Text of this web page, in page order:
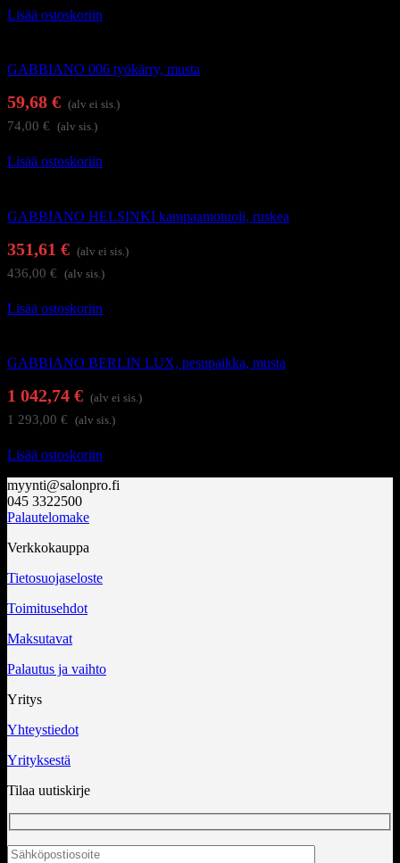
Lisää ostoskoriin
GABBIANO 006 työkärry, musta
59,68 € (alv ei sis.)
74,00 € (alv sis.)
Lisää ostoskoriin
GABBIANO HELSINKI kampaamotuoli, ruskea
351,61 € (alv ei sis.)
436,00 € (alv sis.)
Lisää ostoskoriin
GABBIANO BERLIN LUX, pesupaikka, musta
1 042,74 € (alv ei sis.)
1 293,00 € (alv sis.)
Lisää ostoskoriin
myynti@salonpro.fi
045 3322500
Palautelomake
Verkkokauppa
Tietosuojaseloste
Toimitusehdot
Maksutavat
Palautus ja vaihto
Yritys
Yhteystiedot
Yrityksestä
Tilaa uutiskirje